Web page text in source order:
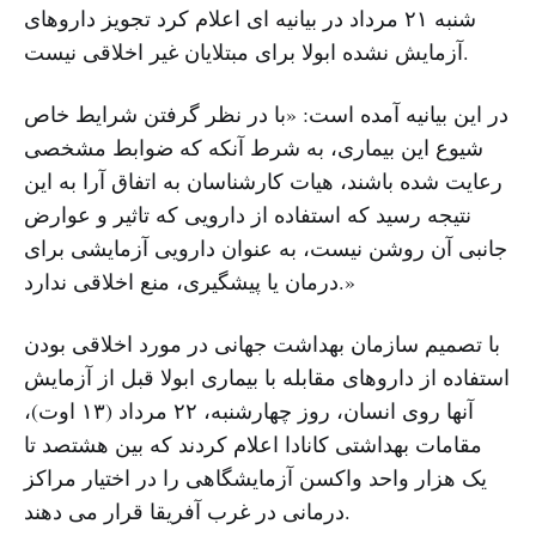
شنبه ۲۱ مرداد در بیانیه ای اعلام کرد تجویز داروهای
آزمایش نشده ابولا برای مبتلایان غیر اخلاقی نیست.
در این بیانیه آمده است: «با در نظر گرفتن شرایط خاص
شیوع این بیماری، به شرط آنکه که ضوابط مشخصی
رعایت شده باشند، هیات کارشناسان به اتفاق آرا به این
نتیجه رسید که استفاده از دارویی که تاثیر و عوارض
جانبی آن روشن نیست، به عنوان دارویی آزمایشی برای
درمان یا پیشگیری، منع اخلاقی ندارد.»
با تصمیم سازمان بهداشت جهانی در مورد اخلاقی بودن
استفاده از داروهای مقابله با بیماری ابولا قبل از آزمایش
آنها روی انسان، روز چهارشنبه، ۲۲ مرداد (۱۳ اوت)،
مقامات بهداشتی کانادا اعلام کردند که بین هشتصد تا
یک هزار واحد واکسن آزمایشگاهی را در اختیار مراکز
درمانی در غرب آفریقا قرار می دهند.